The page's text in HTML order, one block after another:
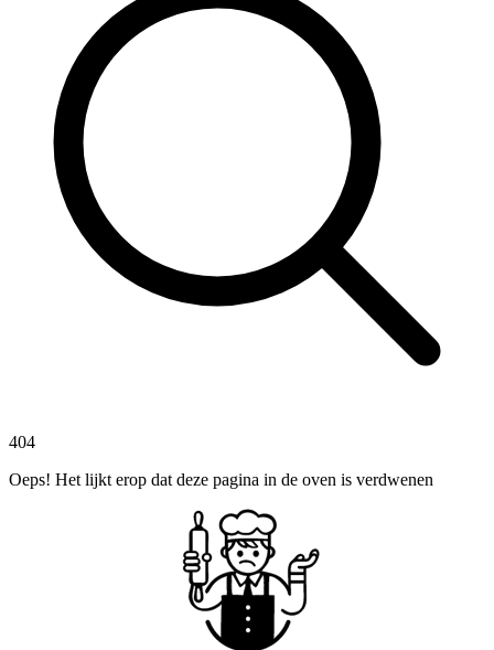
404
Oeps! Het lijkt erop dat deze pagina in de oven is verdwenen